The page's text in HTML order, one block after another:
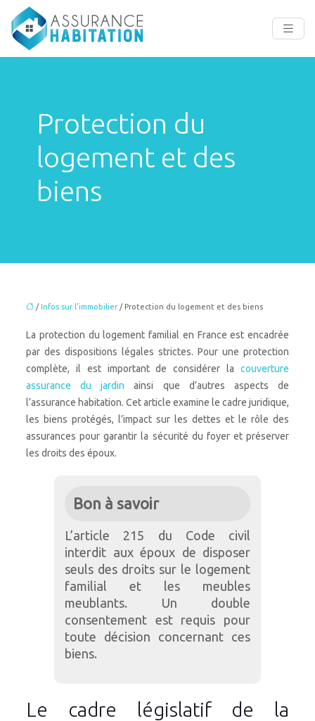
Protection du
logement et des
biens
/Infos sur l'immobilier / Protection du logement et des biens
La protection du logement familial en France est encadrée
par des dispositions légales strictes. Pour une protection
complète, il est important de considérer la couverture
assurance du jardin ainsi que d’autres aspects de
l’assurance habitation. Cet article examine le cadre juridique,
les biens protégés, l’impact sur les dettes et le rôle des
assurances pour garantir la sécurité du foyer et préserver
les droits des époux.
Bon à savoir
L’article 215 du Code civil
interdit aux époux de disposer
seuls des droits sur le logement
familial et les meubles
meublants. Un double
consentement est requis pour
toute décision concernant ces
biens.
Le cadre législatif de la